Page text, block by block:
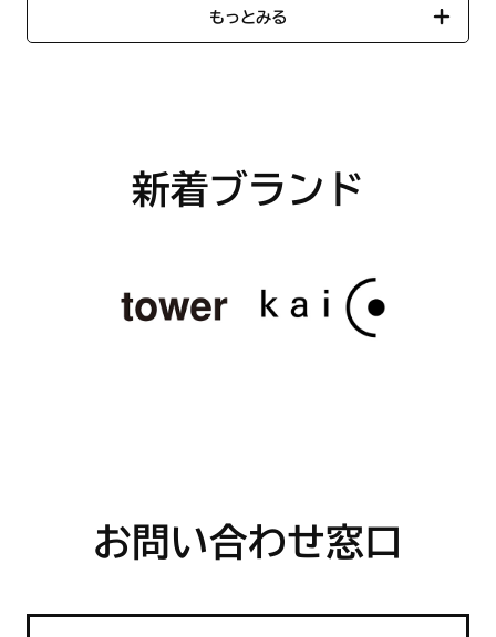
もっとみる
新着ブランド
お問い合わせ窓口